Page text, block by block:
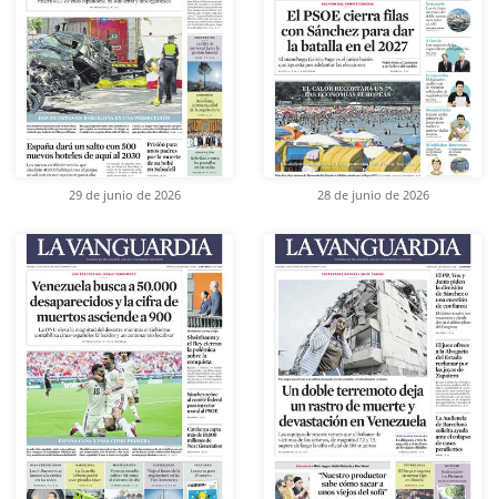
29 de junio de 2026 28 de junio de 2026